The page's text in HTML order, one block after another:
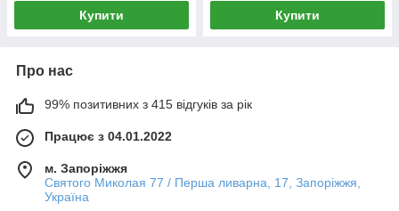
Купити Купити
Про нас
99% позитивних з 415 відгуків за рік
Працює з 04.01.2022
м. Запоріжжя
Святого Миколая 77 / Перша ливарна, 17, Запоріжжя,
Україна